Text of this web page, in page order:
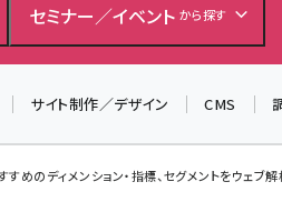
セミナー／イベント から探す
サイト制作／デザイン CMS
すめのディメンション・指標、セグメントをウェブ
ら▼